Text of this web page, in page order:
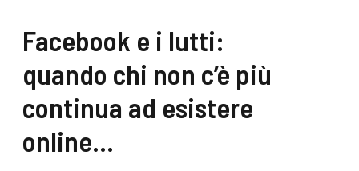
Facebook e i lutti:
quando chi non c’è più
continua ad esistere
online…